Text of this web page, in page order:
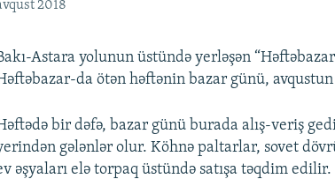
2018
Astara yolunun üstündə yerləşən
da ötən həftənin bazar günü,
bir dəfə, bazar günü burada alış-veriş
gələnlər olur. Köhnə paltarlar, sovet
əşyaları elə torpaq üstündə satışa təqdim